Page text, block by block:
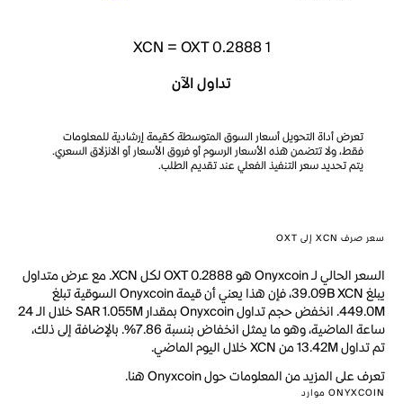
1
XCN =OXT 0.2888
تداول الآن
تعرض أداة التحويل أسعار السوق المتوسطة كقيمة إرشادية للمعلومات
فقط، ولا تتضمن هذه الأسعار الرسوم أو فروق الأسعار أو الانزلاق السعري.
يتم تحديد سعر التنفيذ الفعلي عند تقديم الطلب.
سعر صرف XCN إلى OXT
السعر الحالي لـ Onyxcoin هو OXT 0.2888 لكل XCN. مع عرض متداول
يبلغ 39.09B XCN، فإن هذا يعني أن قيمة Onyxcoin السوقية تبلغ
449.0M. انخفض حجم تداول Onyxcoin بمقدار SAR 1.055M خلال الـ 24
ساعة الماضية، وهو ما يمثل انخفاض بنسبة 7.86%. بالإضافة إلى ذلك،
تم تداول 13.42M من XCN خلال اليوم الماضي.
تعرف على المزيد من المعلومات حول Onyxcoin هنا.
ONYXCOIN موارد